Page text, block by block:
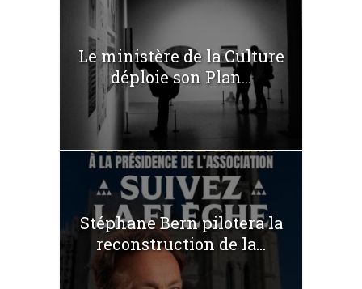
Le ministère de la Culture
déploie son Plan...
Stéphane Bern pilotera la
reconstruction de la...